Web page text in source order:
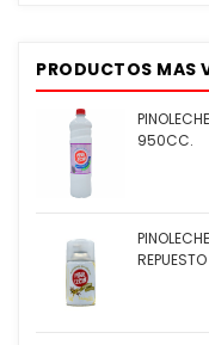
PRODUCTOS MAS
950CC.
REPUESTO